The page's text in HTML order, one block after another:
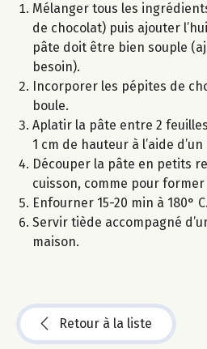
Mélanger tous les
de chocolat) puis ajouter
pâte doit être bien souple
besoin).
Incorporer les pépites de
boule.
Aplatir la pâte entre 2
1 cm de hauteur à l’aide
Découper la pâte en petits
cuisson, comme pour
Enfourner 15-20 min à 180° C.
Servir tiède accompagné
maison.
Retour à la liste